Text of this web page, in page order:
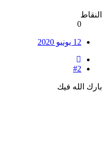
النقاط
0
12 يونيو 2020
#2
بارك الله فيك